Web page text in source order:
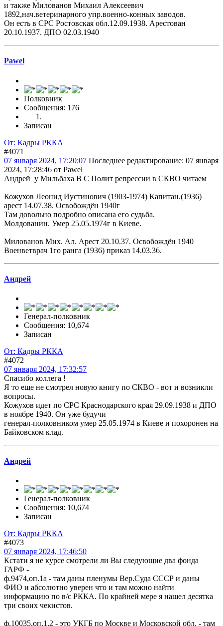
и также Милованов Михаил Алексеевич
1892,нач.ветеринарного упр.военно-конных заводов.
Он есть в СРС Ростовская обл.12.09.1938. Арестован
20.10.1937. ДПО 02.03.1940
Pawel
Полковник
Сообщения: 176
Записан
От: Кадры РККА
#4071
07 января 2024, 17:20:07 Последнее редактирование: 07 января
2024, 17:28:46 от Pawel
Андрей у Мильбаха В С Полит репрессии в СКВО читаем
Кожухов Леонид Иустинович (1903-1974) Капитан.(1936)
арест 14.07.38. Освобождён 1940г
Там довольно подробно описана его судьба.
Молдованин. Умер 25.05.1974г в Киеве.
Милованов Мих. Ал. Арест 20.10.37. Освобождён 1940
Военветврач 1го ранга (1936) приказ 14.03.36.
Андрей
Генерал-полковник
Сообщения: 10,674
Записан
От: Кадры РККА
#4072
07 января 2024, 17:32:57
Спасибо коллега !
Я то еще не смотрел новую книгу по СКВО - вот и возникли
вопросы.
Кожухов идет по СРС Краснодарского края 29.09.1938 и ДПО
в ноябре 1940. Он уже будучи
генерал-полковником умер 25.05.1974 в Киеве и похоронен на
Байковском клад.
Андрей
Генерал-полковник
Сообщения: 10,674
Записан
От: Кадры РККА
#4073
07 января 2024, 17:46:50
Кстати я не курсе смотрели ли Вы следующие два фонда
ГАРФ -
ф.9474,оп.1а - там даны пленумы Вер.Суда СССР и даны
ФИО и абсолютно уверен что и там можно найти
информацию по в/с РККА. По крайней мере я нашел десятка
три своих чекистов.
ф.10035,оп.1,2 - это УКГБ по Москве и Московской обл. - там